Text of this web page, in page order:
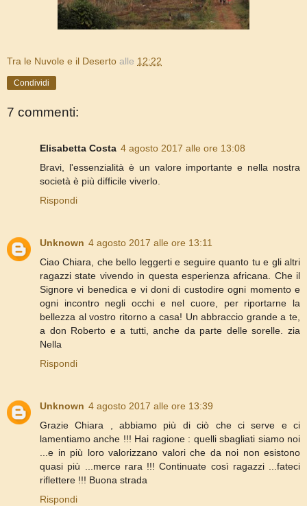
Tra le Nuvole e il Deserto alle 12:22
Condividi
7 commenti:
Elisabetta Costa 4 agosto 2017 alle ore 13:08
Bravi, l'essenzialità è un valore importante e nella nostra
società è più difficile viverlo.
Rispondi
Unknown 4 agosto 2017 alle ore 13:11
Ciao Chiara, che bello leggerti e seguire quanto tu e gli altri
ragazzi state vivendo in questa esperienza africana. Che il
Signore vi benedica e vi doni di custodire ogni momento e
ogni incontro negli occhi e nel cuore, per riportarne la
bellezza al vostro ritorno a casa! Un abbraccio grande a te,
a don Roberto e a tutti, anche da parte delle sorelle. zia
Nella
Rispondi
Unknown 4 agosto 2017 alle ore 13:39
Grazie Chiara , abbiamo più di ciò che ci serve e ci
lamentiamo anche !!! Hai ragione : quelli sbagliati siamo noi
...e in più loro valorizzano valori che da noi non esistono
quasi più ...merce rara !!! Continuate così ragazzi ...fateci
riflettere !!! Buona strada
Rispondi